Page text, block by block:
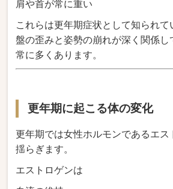
肩や首が常に重い
これらは更年期症状として知られて
盤の歪みと姿勢の崩れが深く関係し
常に多くあります。
更年期に起こる体の変化
更年期では女性ホルモンであるエス
揺らぎます。
エストロゲンは